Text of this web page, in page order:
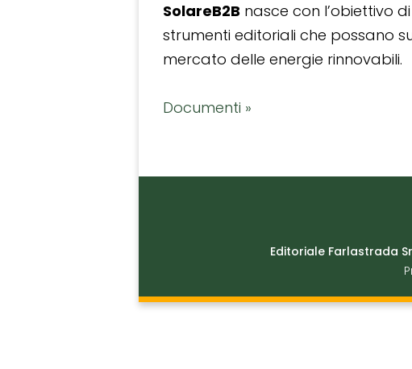
SolareB2B nasce con l’obiettivo
strumenti editoriali che possano
mercato delle energie rinnovabili.
Documenti »
Editoriale Farlastrada